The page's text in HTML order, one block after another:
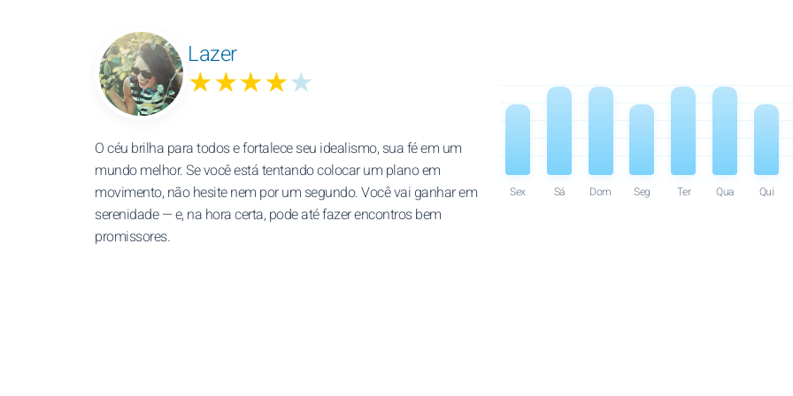
Lazer
★★★★★
O céu brilha para todos e fortalece seu idealismo, sua fé em um
mundo melhor. Se você está tentando colocar um plano em
movimento, não hesite nem por um segundo. Você vai ganhar em
serenidade — e, na hora certa, pode até fazer encontros bem
promissores.
Sex Sá Dom Seg Ter Qua Qui